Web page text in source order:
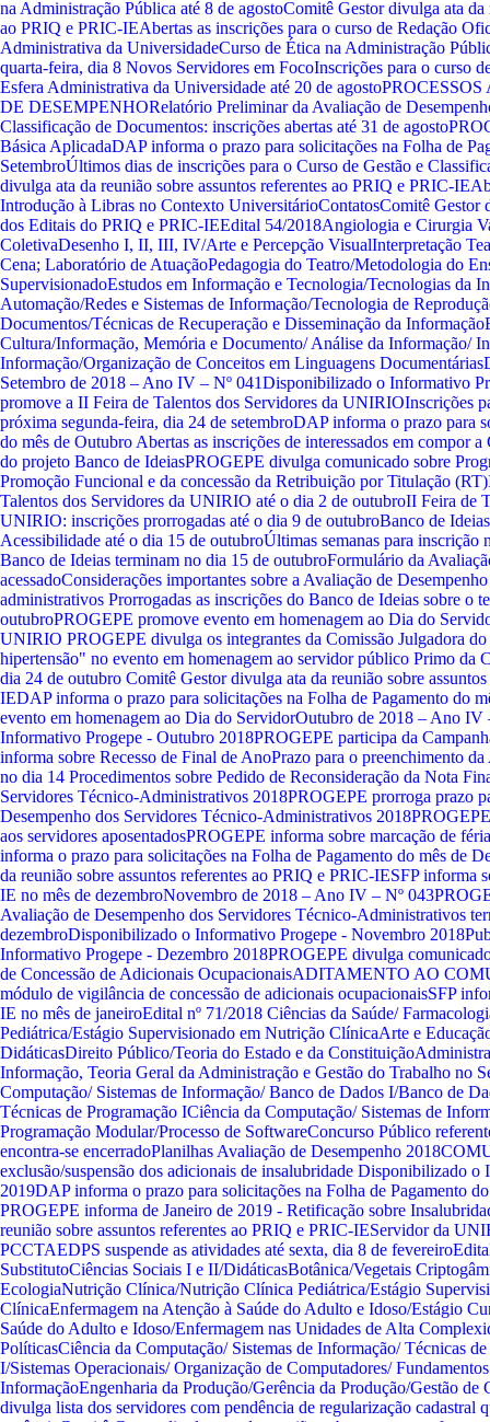
na Administração Pública até 8 de agostoComitê Gestor divulga ata da
ao PRIQ e PRIC-IEAbertas as inscrições para o curso de Redação
Administrativa da UniversidadeCurso de Ética na Administração
quarta-feira, dia 8 Novos Servidores em FocoInscrições para o curso
Esfera Administrativa da Universidade até 20 de agosto
DE DESEMPENHORelatório Preliminar da Avaliação de
Classificação de Documentos: inscrições abertas até 31 de agosto
Básica AplicadaDAP informa o prazo para solicitações na Folha de
SetembroÚltimos dias de inscrições para o Curso de Gestão e
divulga ata da reunião sobre assuntos referentes ao PRIQ e PRIC-IE
Introdução à Libras no Contexto UniversitárioContatosComitê Gestor
dos Editais do PRIQ e PRIC-IEEdital 54/2018Angiologia e Cirurgia
ColetivaDesenho I, II, III, IV/Arte e Percepção VisualInterpretação
Cena; Laboratório de AtuaçãoPedagogia do Teatro/Metodologia do
SupervisionadoEstudos em Informação e Tecnologia/Tecnologias da
Automação/Redes e Sistemas de Informação/Tecnologia de
Documentos/Técnicas de Recuperação e Disseminação da Informação
Cultura/Informação, Memória e Documento/ Análise da Informação/
Informação/Organização de Conceitos em Linguagens Documentárias
Setembro de 2018 – Ano IV – Nº 041Disponibilizado o Informativo
promove a II Feira de Talentos dos Servidores da UNIRIOInscrições
próxima segunda-feira, dia 24 de setembroDAP informa o prazo para
do mês de Outubro Abertas as inscrições de interessados em compor
do projeto Banco de IdeiasPROGEPE divulga comunicado sobre
Promoção Funcional e da concessão da Retribuição por Titulação (RT)
Talentos dos Servidores da UNIRIO até o dia 2 de outubroII Feira de
UNIRIO: inscrições prorrogadas até o dia 9 de outubroBanco de
Acessibilidade até o dia 15 de outubroÚltimas semanas para inscrição
Banco de Ideias terminam no dia 15 de outubroFormulário da
acessadoConsiderações importantes sobre a Avaliação de
administrativos Prorrogadas as inscrições do Banco de Ideias sobre o
outubroPROGEPE promove evento em homenagem ao Dia do
UNIRIO PROGEPE divulga os integrantes da Comissão Julgadora
hipertensão" no evento em homenagem ao servidor público Primo da
dia 24 de outubro Comitê Gestor divulga ata da reunião sobre
IEDAP informa o prazo para solicitações na Folha de Pagamento do
evento em homenagem ao Dia do ServidorOutubro de 2018 – Ano IV
Informativo Progepe - Outubro 2018PROGEPE participa da
informa sobre Recesso de Final de AnoPrazo para o preenchimento
no dia 14 Procedimentos sobre Pedido de Reconsideração da Nota
Servidores Técnico-Administrativos 2018PROGEPE prorroga prazo
Desempenho dos Servidores Técnico-Administrativos 2018
aos servidores aposentadosPROGEPE informa sobre marcação de
informa o prazo para solicitações na Folha de Pagamento do mês de
da reunião sobre assuntos referentes ao PRIQ e PRIC-IESFP informa
IE no mês de dezembroNovembro de 2018 – Ano IV – Nº 043
Avaliação de Desempenho dos Servidores Técnico-Administrativos
dezembroDisponibilizado o Informativo Progepe - Novembro 2018
Informativo Progepe - Dezembro 2018PROGEPE divulga
de Concessão de Adicionais OcupacionaisADITAMENTO AO
módulo de vigilância de concessão de adicionais ocupacionaisSFP
IE no mês de janeiroEdital nº 71/2018 Ciências da Saúde/
Pediátrica/Estágio Supervisionado em Nutrição ClínicaArte e
DidáticasDireito Público/Teoria do Estado e da Constituição
Informação, Teoria Geral da Administração e Gestão do Trabalho no
Computação/ Sistemas de Informação/ Banco de Dados I/Banco de
Técnicas de Programação ICiência da Computação/ Sistemas de
Programação Modular/Processo de SoftwareConcurso Público
encontra-se encerradoPlanilhas Avaliação de Desempenho 2018
exclusão/suspensão dos adicionais de insalubridade Disponibilizado o
2019DAP informa o prazo para solicitações na Folha de Pagamento
PROGEPE informa de Janeiro de 2019 - Retificação sobre
reunião sobre assuntos referentes ao PRIQ e PRIC-IEServidor da
PCCTAEDPS suspende as atividades até sexta, dia 8 de fevereiro
SubstitutoCiências Sociais I e II/DidáticasBotânica/Vegetais
EcologiaNutrição Clínica/Nutrição Clínica Pediátrica/Estágio
ClínicaEnfermagem na Atenção à Saúde do Adulto e Idoso/Estágio
Saúde do Adulto e Idoso/Enfermagem nas Unidades de Alta
PolíticasCiência da Computação/ Sistemas de Informação/ Técnicas
I/Sistemas Operacionais/ Organização de Computadores/
InformaçãoEngenharia da Produção/Gerência da Produção/Gestão de
divulga lista dos servidores com pendência de regularização cadastral